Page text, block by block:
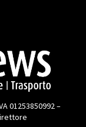
01253850992 –